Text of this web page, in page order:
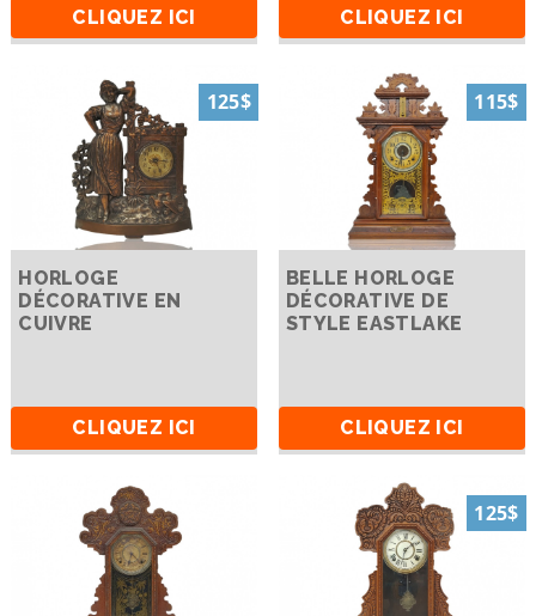
CLIQUEZ ICI CLIQUEZ ICI
125$
HORLOGE
DÉCORATIVE EN
CUIVRE
CLIQUEZ ICI
115$
BELLE HORLOGE
DÉCORATIVE DE
STYLE EASTLAKE
CLIQUEZ ICI
125$